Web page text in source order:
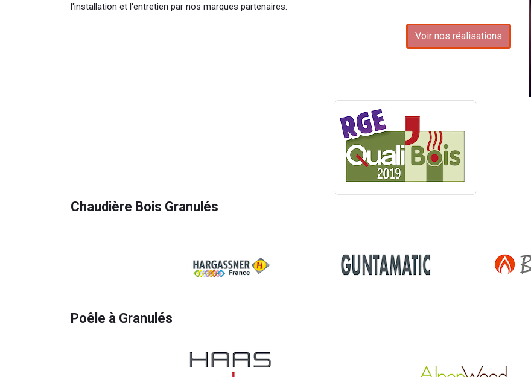
l'installation et l'entretien par nos marques partenaires:
Voir nos réalisations
Chaudière Bois Granulés
Poêle à Granulés